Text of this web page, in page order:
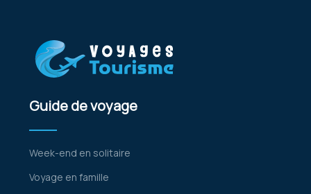
Guide de voyage
Week-end en solitaire
Voyage en famille